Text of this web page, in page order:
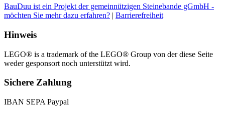
BauDuu ist ein Projekt der gemeinnützigen Steinebande gGmbH -
möchten Sie mehr dazu erfahren? | Barrierefreiheit
Hinweis
LEGO® is a trademark of the LEGO® Group von der diese Seite
weder gesponsort noch unterstützt wird.
Sichere Zahlung
IBAN SEPA Paypal